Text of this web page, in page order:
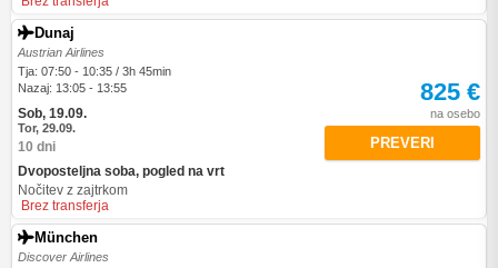
Dunaj
Austrian Airlines
Tja: 07:50 - 10:35 / 3h 45min
Nazaj: 13:05 - 13:55
Sob, 19.09.
Tor, 29.09.
10 dni
Dvoposteljna soba, pogled na vrt
Nočitev z zajtrkom
Brez transferja
825 €
na osebo
PREVERI
München
Discover Airlines